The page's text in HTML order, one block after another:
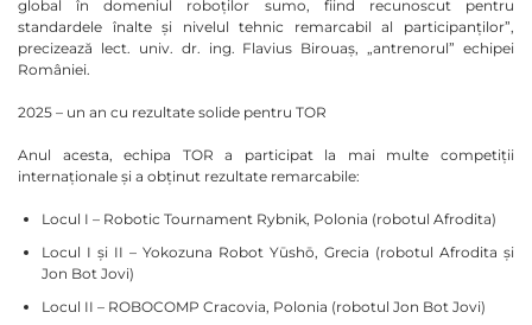
global în domeniul roboților sumo, fiind recunoscut pentru
standardele înalte și nivelul tehnic remarcabil al participanților”,
precizează lect. univ. dr. ing. Flavius Birouaș, „antrenorul” echipei
României.
2025 – un an cu rezultate solide pentru TOR
Anul acesta, echipa TOR a participat la mai multe competiții
internaționale și a obținut rezultate remarcabile:
Locul I – Robotic Tournament Rybnik, Polonia (robotul Afrodita)
Locul I și II – Yokozuna Robot Yūshō, Grecia (robotul Afrodita și
Jon Bot Jovi)
Locul II – ROBOCOMP Cracovia, Polonia (robotul Jon Bot Jovi)